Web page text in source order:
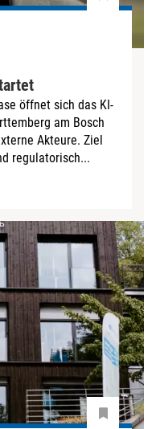
öffnet sich das KI-
am Bosch
Akteure. Ziel
regulatorisch...